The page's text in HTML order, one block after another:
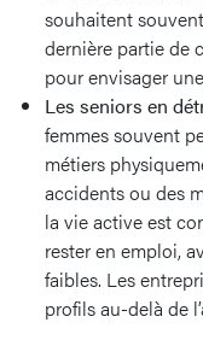
souhaitent
dernière partie de
pour envisager
Les seniors en
femmes souvent
métiers
accidents ou des
la vie active est
rester en emploi,
faibles. Les
profils au-delà de